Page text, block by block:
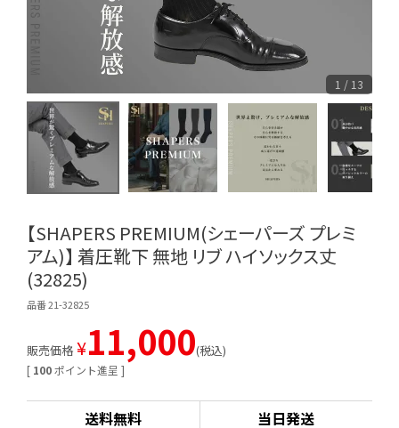
1 / 13
【SHAPERS PREMIUM(シェーパーズ プレミ
アム)】 着圧靴下 無地 リブ ハイソックス丈
(32825)
品番 21-32825
[ 100 ポイント進呈 ]
販売価格 ¥11,000 税込
送料無料 当日発送